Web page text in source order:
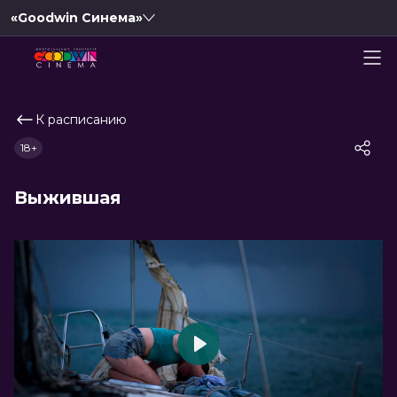
«Goodwin Синема»
К расписанию
Выжившая
18+
Play